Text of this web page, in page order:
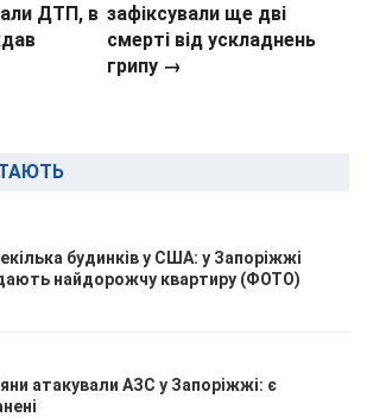
ДТП, в зафіксували ще дві
смерті від ускладнень
грипу →
будинків у США: у Запоріжжі
найдорожчу квартиру (ФОТО)
атакували АЗС у Запоріжжі: є